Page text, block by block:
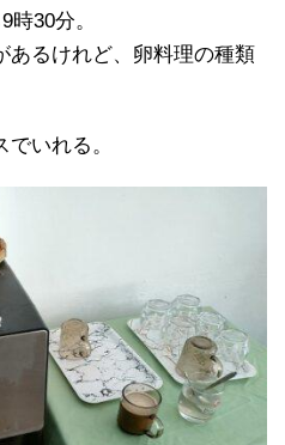
30分。
あるけれど、卵料理の種類
いれる。